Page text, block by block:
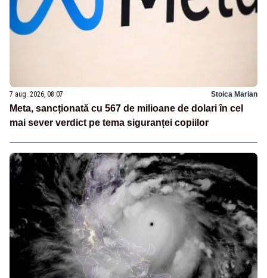
7 aug. 2026, 08:07 Stoica Marian
Meta, sancționată cu 567 de milioane de dolari în cel
mai sever verdict pe tema siguranței copiilor